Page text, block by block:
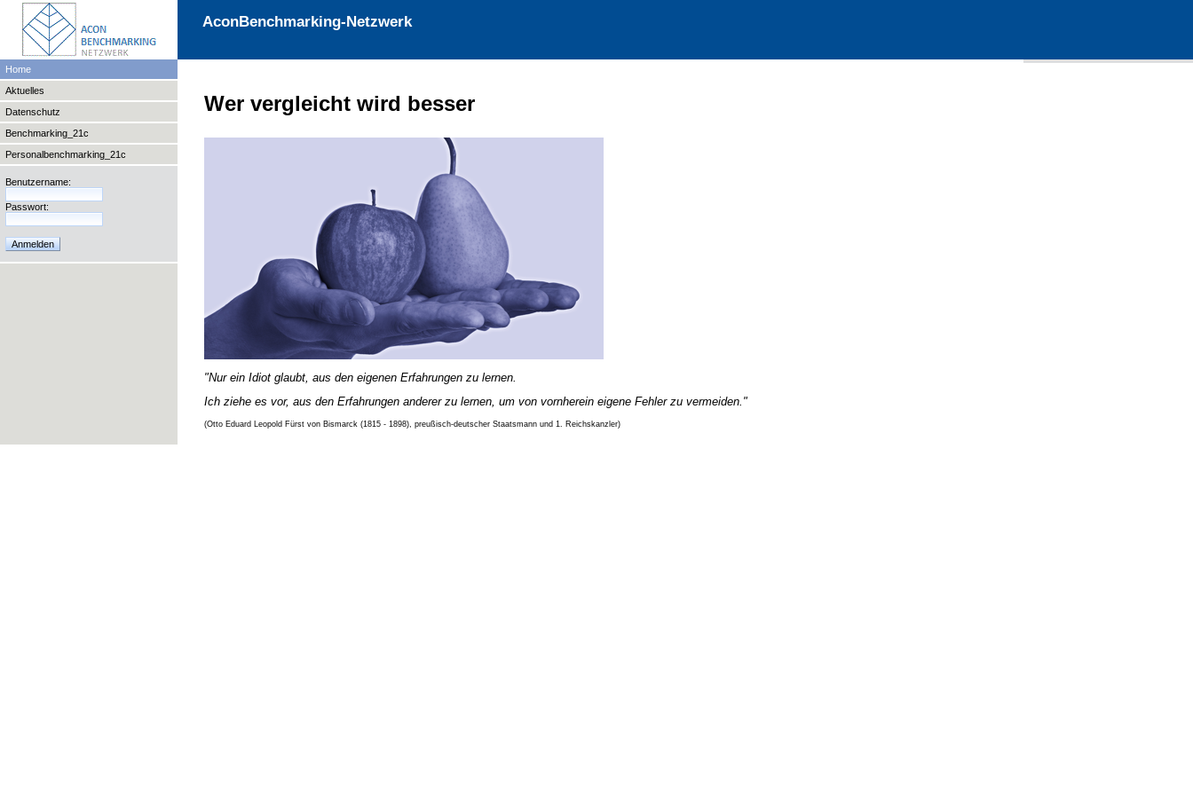
AconBenchmarking-Netzwerk
Home
Aktuelles
Datenschutz
Benchmarking_21c
Personalbenchmarking_21c
Benutzername:
Passwort:
Wer vergleicht wird besser
"Nur ein Idiot glaubt, aus den eigenen Erfahrungen zu lernen.
Ich ziehe es vor, aus den Erfahrungen anderer zu lernen, um von vornherein eigene Fehler zu vermeiden."
(Otto Eduard Leopold Fürst von Bismarck (1815 - 1898), preußisch-deutscher Staatsmann und 1. Reichskanzler)